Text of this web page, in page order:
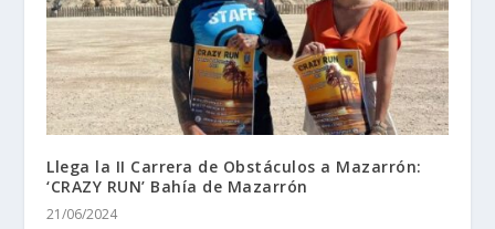
Llega la II Carrera de Obstáculos a Mazarrón:
‘CRAZY RUN’ Bahía de Mazarrón
21/06/2024